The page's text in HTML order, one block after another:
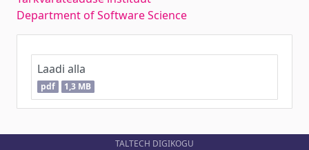
Department of Software Science
Laadi alla
pdf 1,3 MB
TALTECH DIGIKOGU